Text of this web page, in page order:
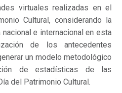
virtuales realizadas en el
Cultural, considerando la
e internacional en esta
de los antecedentes
un modelo metodológico
de estadísticas de las
del Patrimonio Cultural.